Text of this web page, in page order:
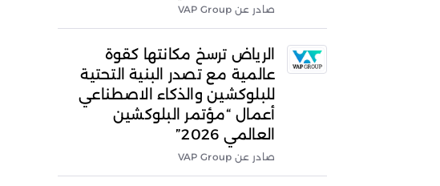
صادر عن VAP Group
الرياض ترسخ مكانتها كقوة
عالمية مع تصدر البنية التحتية
للبلوكشين والذكاء الاصطناعي
أعمال “مؤتمر البلوكشين
العالمي 2026”
صادر عن VAP Group